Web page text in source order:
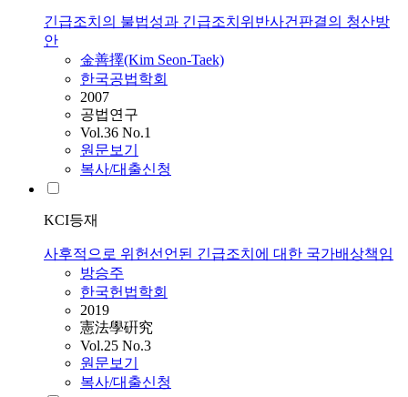
긴급조치의 불법성과 긴급조치위반사건판결의 청산방
안
金善擇(Kim Seon-Taek)
한국공법학회
2007
공법연구
Vol.36 No.1
원문보기
복사/대출신청
KCI등재
사후적으로 위헌선언된 긴급조치에 대한 국가배상책임
방승주
한국헌법학회
2019
憲法學硏究
Vol.25 No.3
원문보기
복사/대출신청